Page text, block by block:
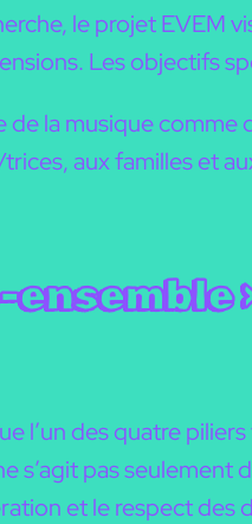
le projet EVEM
Les objectifs
la musique
aux familles et
l’un des quatre
s’agit pas
et le respect